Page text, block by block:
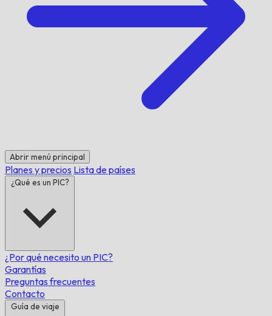
Abrir menú principal
Planes y precios Lista de países
¿Qué es un PIC?
¿Por qué necesito un PIC?
Garantías
Preguntas frecuentes
Contacto
Guía de viaje